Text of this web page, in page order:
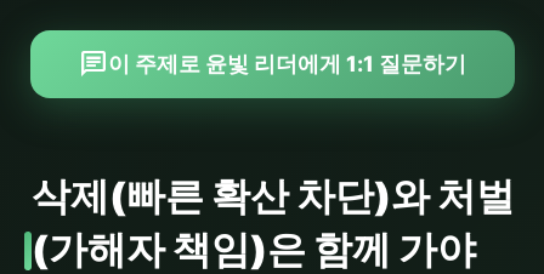
chat이 주제로 윤빛 리더에게 1:1 질문하기
삭제(빠른 확산 차단)와 처벌
(가해자 책임)은 함께 가야